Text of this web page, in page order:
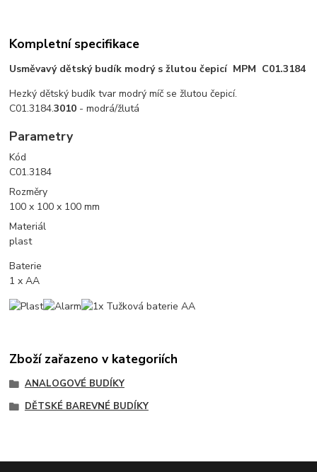
Kompletní specifikace
Usměvavý dětský budík modrý s žlutou čepicí MPM C01.3184
Hezký dětský budík tvar modrý míč se žlutou čepicí.
C01.3184.3010 - modrá/žlutá
Parametry
Kód
C01.3184
Rozměry
100 x 100 x 100 mm
Materiál
plast
Baterie
1 x AA
Zboží zařazeno v kategoriích
ANALOGOVÉ BUDÍKY
DĚTSKÉ BAREVNÉ BUDÍKY